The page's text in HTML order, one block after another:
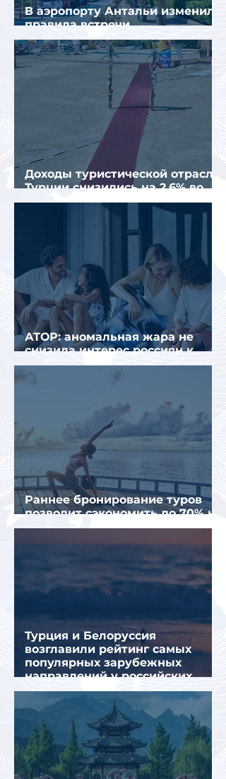
В аэропорту Антальи изменили
правила встречи
организованных туристов
Доходы туристической отрасли
Турции снизились на 2,6% во
втором квартале 2026 года
АТОР: аномальная жара не
снизила интерес россиян к
летнему отдыху в Европе
Раннее бронирование туров
позволит сэкономить до 70% на
летнем отдыхе — АТОР
Турция и Белоруссия
возглавили рейтинг самых
популярных зарубежных
направлений у российских
туристов летом